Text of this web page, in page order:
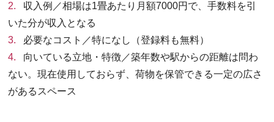
収入例／相場は1畳あたり月額7000円で、手数料を引
いた分が収入となる
必要なコスト／特になし（登録料も無料）
向いている立地・特徴／築年数や駅からの距離は問わ
ない。現在使用しておらず、荷物を保管できる一定の広さ
があるスペース